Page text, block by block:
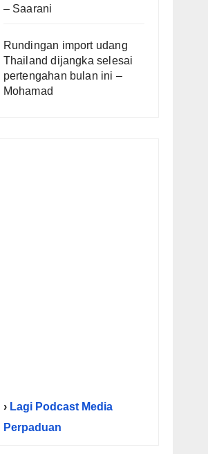
– Saarani
Rundingan import udang
Thailand dijangka selesai
pertengahan bulan ini –
Mohamad
›Lagi Podcast Media
Perpaduan